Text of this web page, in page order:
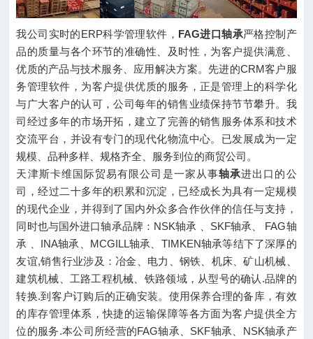
我公司实时的ERP科学管理软件， FAG进口轴承严格控制产
品的质量与各个环节的准确性、及时性，为客户提供满意、
优质的产品与技术服务、应用解决方案。先进的CRM客户服
务管理软件，为客户提供优质的服务，正是管理上的科学化
与广大客户的认可，公司每年的销售业绩保持节节攀升。我
司经过多年的市场开拓，建立了完善的销售服务体系和技术
交流平台，并设有专门的现代化物流中心。已发展成为一定
规模、品种多样、规格齐全、服务到位的商贸公司。
天津斯卡维国际贸易有限公司是一家从事轴承进出口的公
司，经过二十多年的积累和沉淀，已经成长为具有一定规模
的现代企业，并得到了国内外众多合作伙伴的信任与支持，
同时也与国外进口轴承品牌：NSK轴承 、SKF轴承、 FAG轴
承 、INA轴承、MCGILL轴承、TIMKEN轴承等结下了深厚的
友谊,销售行业涉及：冶金、电力、钢铁、机床、矿山机械、
建筑机械、工路工程机械、铁路领域，从型号的确认.品牌的
转换.到客户订购后的正确安装。使用保养合理的备库，有效
的库存管理体系，快捷的运输保障等各方面为客户提供全方
位的服务.本公司所经营的FAG轴承、SKF轴承、NSK轴承产